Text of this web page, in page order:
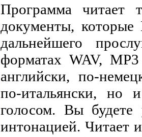
Программа читает
документы,
дальнейшего
форматах WAV,
английски, по-
по-итальянски, но
голосом. Вы будете
интонацией. Читает